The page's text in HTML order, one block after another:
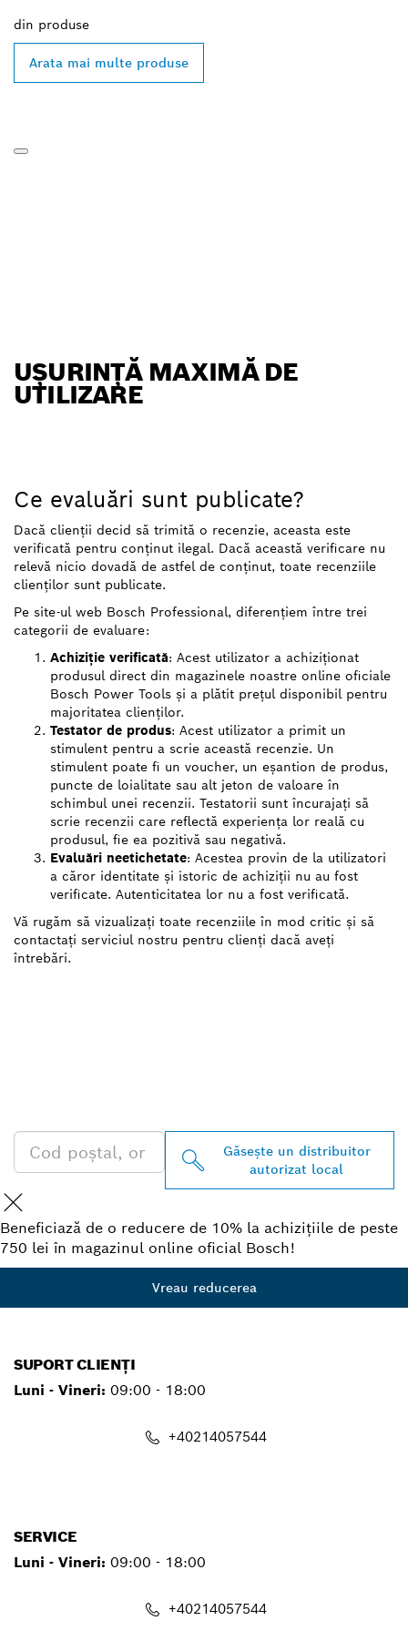
din produse
Arata mai multe produse
UȘURINȚĂ MAXIMĂ DE
UTILIZARE
Ce evaluări sunt publicate?
Dacă clienții decid să trimită o recenzie, aceasta este
verificată pentru conținut ilegal. Dacă această verificare nu
relevă nicio dovadă de astfel de conținut, toate recenziile
clienților sunt publicate.
Pe site-ul web Bosch Professional, diferențiem între trei
categorii de evaluare:
Achiziție verificată: Acest utilizator a achiziționat
produsul direct din magazinele noastre online oficiale
Bosch Power Tools și a plătit prețul disponibil pentru
majoritatea clienților.
Testator de produs: Acest utilizator a primit un
stimulent pentru a scrie această recenzie. Un
stimulent poate fi un voucher, un eșantion de produs,
puncte de loialitate sau alt jeton de valoare în
schimbul unei recenzii. Testatorii sunt încurajați să
scrie recenzii care reflectă experiența lor reală cu
produsul, fie ea pozitivă sau negativă.
Evaluări neetichetate: Acestea provin de la utilizatori
a căror identitate și istoric de achiziții nu au fost
verificate. Autenticitatea lor nu a fost verificată.
Vă rugăm să vizualizați toate recenziile în mod critic și să
contactați serviciul nostru pentru clienți dacă aveți
întrebări.
Găseşte un distribuitor
autorizat local
Beneficiază de o reducere de 10% la achizițiile de peste
750 lei în magazinul online oficial Bosch!
Vreau reducerea
SUPORT CLIENȚI
Luni - Vineri: 09:00 - 18:00
+40214057544
SERVICE
Luni - Vineri: 09:00 - 18:00
+40214057544